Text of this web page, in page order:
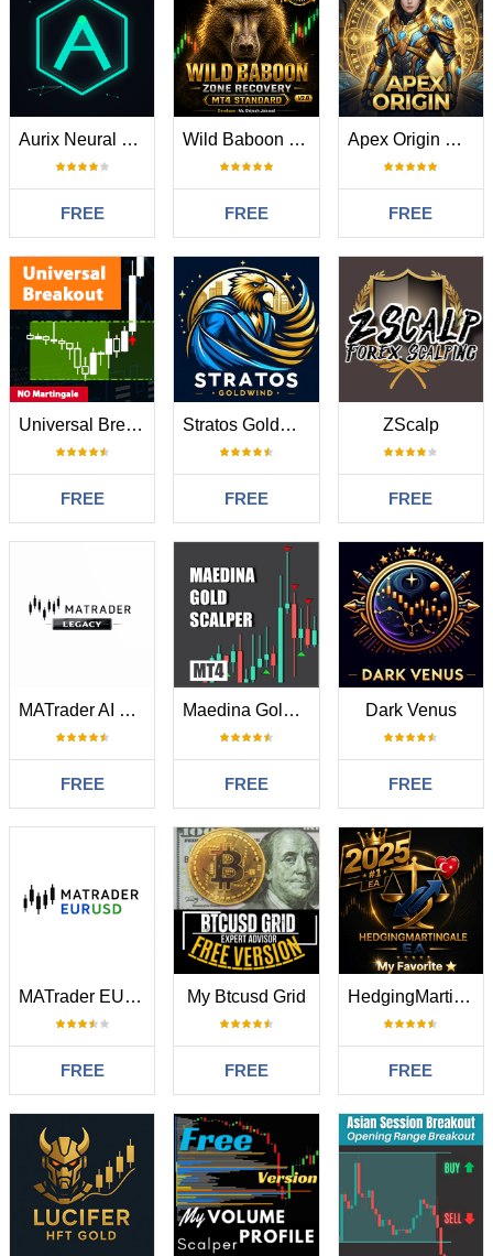
Aurix Neural Edge AI
FREE
Wild Baboon Zone Recovery
FREE
Apex Origin MT4
FREE
Universal Breakout
FREE
Stratos Goldwind
FREE
ZScalp
FREE
MATrader AI Legacy
FREE
Maedina Gold Scalper
FREE
Dark Venus
FREE
MATrader EURUSD
FREE
My Btcusd Grid
FREE
HedgingMartingale MT4
FREE